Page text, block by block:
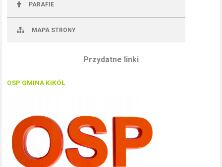
PARAFIE
MAPA STRONY
Przydatne linki
OSP GMINA KIKÓŁ